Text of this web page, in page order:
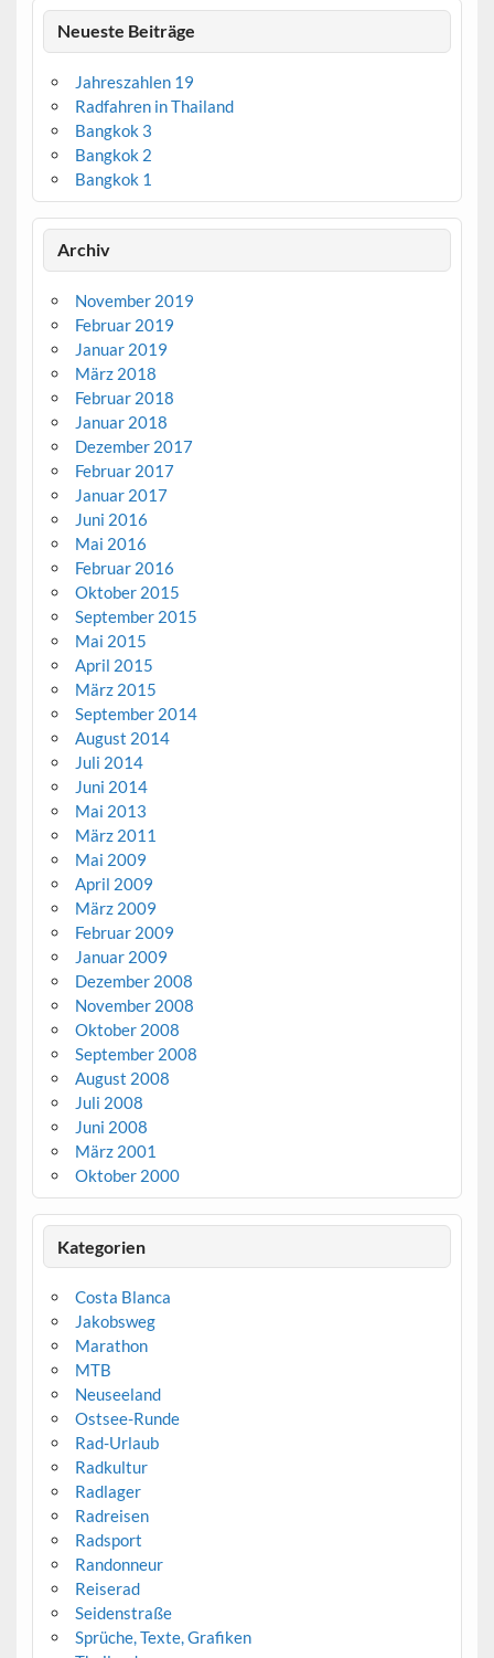
Neueste Beiträge
Jahreszahlen 19
Radfahren in Thailand
Bangkok 3
Bangkok 2
Bangkok 1
Archiv
November 2019
Februar 2019
Januar 2019
März 2018
Februar 2018
Januar 2018
Dezember 2017
Februar 2017
Januar 2017
Juni 2016
Mai 2016
Februar 2016
Oktober 2015
September 2015
Mai 2015
April 2015
März 2015
September 2014
August 2014
Juli 2014
Juni 2014
Mai 2013
März 2011
Mai 2009
April 2009
März 2009
Februar 2009
Januar 2009
Dezember 2008
November 2008
Oktober 2008
September 2008
August 2008
Juli 2008
Juni 2008
März 2001
Oktober 2000
Kategorien
Costa Blanca
Jakobsweg
Marathon
MTB
Neuseeland
Ostsee-Runde
Rad-Urlaub
Radkultur
Radlager
Radreisen
Radsport
Randonneur
Reiserad
Seidenstraße
Sprüche, Texte, Grafiken